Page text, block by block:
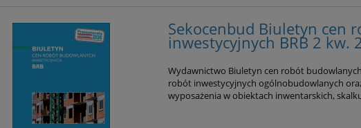
Sekocenbud Biuletyn cen
inwestycyjnych BRB 2 kw.
Wydawnictwo Biuletyn cen robót
robót inwestycyjnych ogólnobudowlanych
wyposażenia w obiektach inwentarskich,